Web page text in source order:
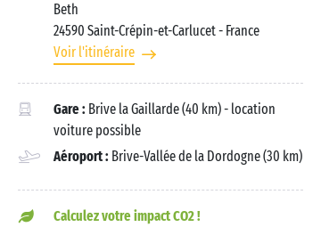
Beth
24590 Saint-Crépin-et-Carlucet- France
Voir l'itinéraire
Gare : Brive la Gaillarde (40 km) - location
voiture possible
Aéroport : Brive-Vallée de la Dordogne (30 km)
Calculez votre impact CO2 !